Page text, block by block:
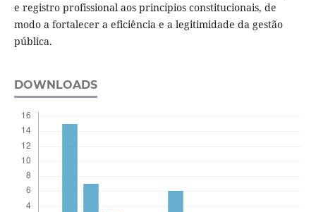
e registro profissional aos princípios constitucionais, de
modo a fortalecer a eficiência e a legitimidade da gestão
pública.
DOWNLOADS